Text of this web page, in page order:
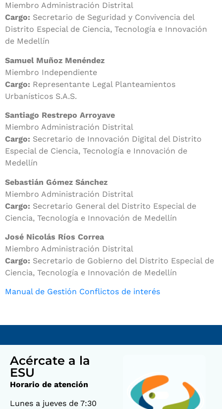
Miembro Administración Distrital
Cargo: Secretario de Seguridad y Convivencia del
Distrito Especial de Ciencia, Tecnología e Innovación
de Medellín
Samuel Muñoz Menéndez
Miembro Independiente
Cargo: Representante Legal Planteamientos
Urbanísticos S.A.S.
Santiago Restrepo Arroyave
Miembro Administración Distrital
Cargo: Secretario de Innovación Digital del Distrito
Especial de Ciencia, Tecnología e Innovación de
Medellín
Sebastián Gómez Sánchez
Miembro Administración Distrital
Cargo: Secretario General del Distrito Especial de
Ciencia, Tecnología e Innovación de Medellín
José Nicolás Ríos Correa
Miembro Administración Distrital
Cargo: Secretario de Gobierno del Distrito Especial de
Ciencia, Tecnología e Innovación de Medellín
Manual de Gestión Conflictos de interés
Acércate a la
ESU
Horario de atención
Lunes a jueves de 7:30